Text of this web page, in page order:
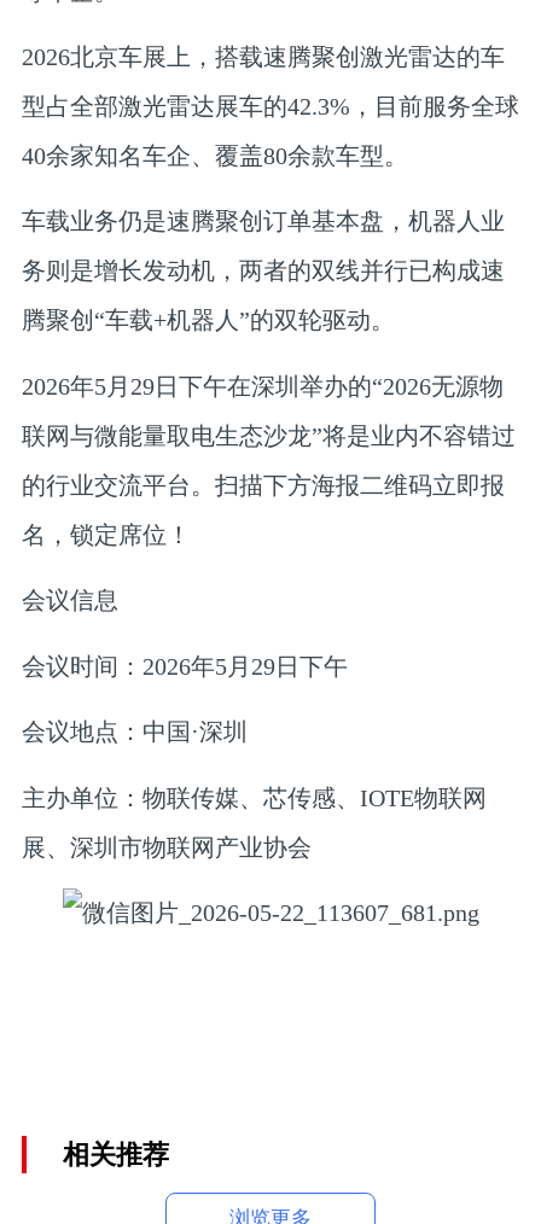
2026北京车展上，搭载速腾聚创激光雷达的车
型占全部激光雷达展车的42.3%，目前服务全球
40余家知名车企、覆盖80余款车型。
车载业务仍是速腾聚创订单基本盘，机器人业
务则是增长发动机，两者的双线并行已构成速
腾聚创“车载+机器人”的双轮驱动。
2026年5月29日下午在深圳举办的“2026无源物
联网与微能量取电生态沙龙”将是业内不容错过
的行业交流平台。扫描下方海报二维码立即报
名，锁定席位！
会议信息
会议时间： 2026年5月29日下午
会议地点： 中国·深圳
主办单位： 物联传媒、芯传感、IOTE物联网
展、深圳市物联网产业协会
相关推荐
浏览更多